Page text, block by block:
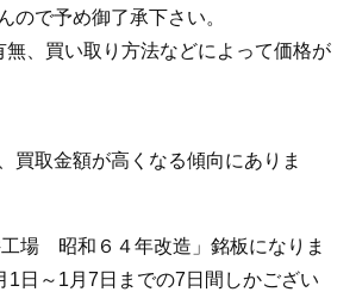
ので予め御了承下さい。
無、買い取り方法などによって価格が
買取金額が高くなる傾向にありま
場 昭和６４年改造」銘板になりま
1日～1月7日までの7日間しかござい